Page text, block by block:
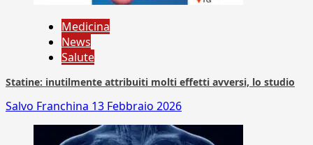
Medicina
News
Salute
Statine: inutilmente attribuiti molti effetti avversi, lo studio
Salvo Franchina 13 Febbraio 2026